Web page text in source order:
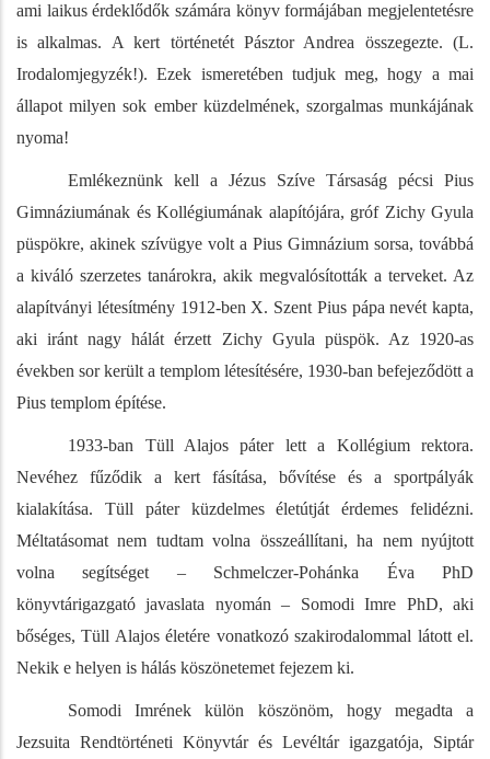
ami laikus érdeklődők számára könyv formájában megjelentetésre
is alkalmas. A kert történetét Pásztor Andrea összegezte. (L.
Irodalomjegyzék!). Ezek ismeretében tudjuk meg, hogy a mai
állapot milyen sok ember küzdelmének, szorgalmas munkájának
nyoma!
Emlékeznünk kell a Jézus Szíve Társaság pécsi Pius
Gimnáziumának és Kollégiumának alapítójára, gróf Zichy Gyula
püspökre, akinek szívügye volt a Pius Gimnázium sorsa, továbbá
a kiváló szerzetes tanárokra, akik megvalósították a terveket. Az
alapítványi létesítmény 1912-ben X. Szent Pius pápa nevét kapta,
aki iránt nagy hálát érzett Zichy Gyula püspök. Az 1920-as
években sor került a templom létesítésére, 1930-ban befejeződött a
Pius templom építése.
1933-ban Tüll Alajos páter lett a Kollégium rektora.
Nevéhez fűződik a kert fásítása, bővítése és a sportpályák
kialakítása. Tüll páter küzdelmes életútját érdemes felidézni.
Méltatásomat nem tudtam volna összeállítani, ha nem nyújtott
volna segítséget – Schmelczer-Pohánka Éva PhD
könyvtárigazgató javaslata nyomán – Somodi Imre PhD, aki
bőséges, Tüll Alajos életére vonatkozó szakirodalommal látott el.
Nekik e helyen is hálás köszönetemet fejezem ki.
Somodi Imrének külön köszönöm, hogy megadta a
Jezsuita Rendtörténeti Könyvtár és Levéltár igazgatója, Siptár